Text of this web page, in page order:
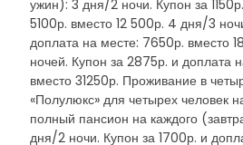
ужин): 3 дня/2 ночи. Купон за
5100р. вместо 12 500р. 4 дня/3
доплата на месте: 7650р. вместо
ночей. Купон за 2875р. и доплата
вместо 31250р. Проживание в
«Полулюкс» для четырех человек
полный пансион на каждого
дня/2 ночи. Купон за 1700р. и